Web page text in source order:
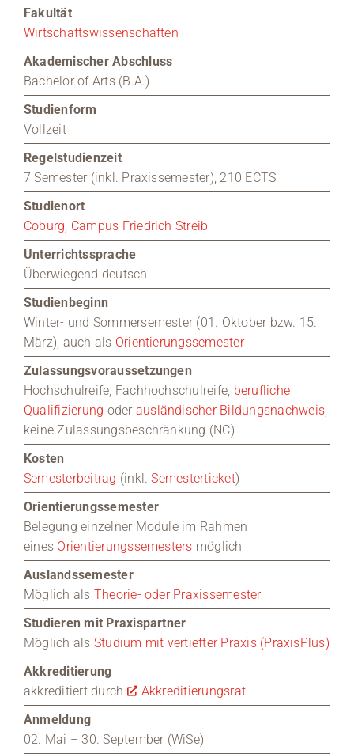
Medien
Stellenangebote
News
Veranstaltungen
Fakultät
Wirtschaftswissenschaften
Akademischer Abschluss
Bachelor of Arts (B.A.)
Studienform
Vollzeit
Regelstudienzeit
7 Semester (inkl. Praxissemester), 210 ECTS
Studienort
Coburg, Campus Friedrich Streib
Unterrichtssprache
Überwiegend deutsch
Studienbeginn
Winter- und Sommersemester (01. Oktober bzw. 15.
März), auch als Orientierungssemester
Zulassungsvoraussetzungen
Hochschulreife, Fachhochschulreife, berufliche
Qualifizierung oder ausländischer Bildungsnachweis,
keine Zulassungsbeschränkung (NC)
Kosten
Semesterbeitrag (inkl.Semesterticket)
Orientierungssemester
Belegung einzelner Module im Rahmen
eines Orientierungssemesters möglich
Auslandssemester
Möglich als Theorie- oder Praxissemester
Studieren mit Praxispartner
Möglich als Studium mit vertiefter Praxis (PraxisPlus)
Akkreditierung
akkreditiert durch
Akkreditierungsrat
Anmeldung
02. Mai – 30. September (WiSe)